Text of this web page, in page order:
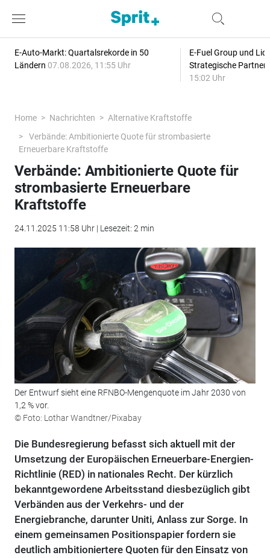
E-Auto-Markt: Quartalsrekorde in 50
Ländern 07.08.2026, 11:55 Uhr
E-Fuel Group und
Strategische
15:02 Uhr
Home Nachrichten
Alternative Kraftstoffe
Verbände: Ambitionierte Quote für strombasierte
Erneuerbare Kraftstoffe
Verbände: Ambitionierte Quote für
strombasierte Erneuerbare
Kraftstoffe
24.11.2025 11:58 Uhr | Lesezeit: 2 min
Der Entwurf sieht eine RFNBO-Mengenquote im Jahr 2030 von
1,2 % vor.
© Foto: Lothar Wandtner/Pixabay
Die Bundesregierung befasst sich aktuell mit der
Umsetzung der Europäischen Erneuerbare-Energien-
Richtlinie (RED) in nationales Recht. Der kürzlich
bekanntgewordene Arbeitsstand diesbezüglich gibt
Verbänden aus der Verkehrs- und der
Energiebranche, darunter Uniti, Anlass zur Sorge. In
einem gemeinsamen Positionspapier fordern sie
deutlich ambitioniertere Quoten für den Einsatz von